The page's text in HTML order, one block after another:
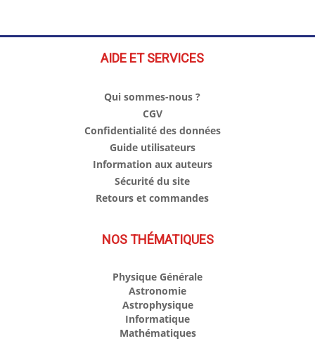
AIDE ET SERVICES
Qui sommes-nous ?
CGV
Confidentialité des données
Guide utilisateurs
Information aux auteurs
Sécurité du site
Retours et commandes
NOS THÉMATIQUES
Physique Générale
Astronomie
Astrophysique
Informatique
Mathématiques